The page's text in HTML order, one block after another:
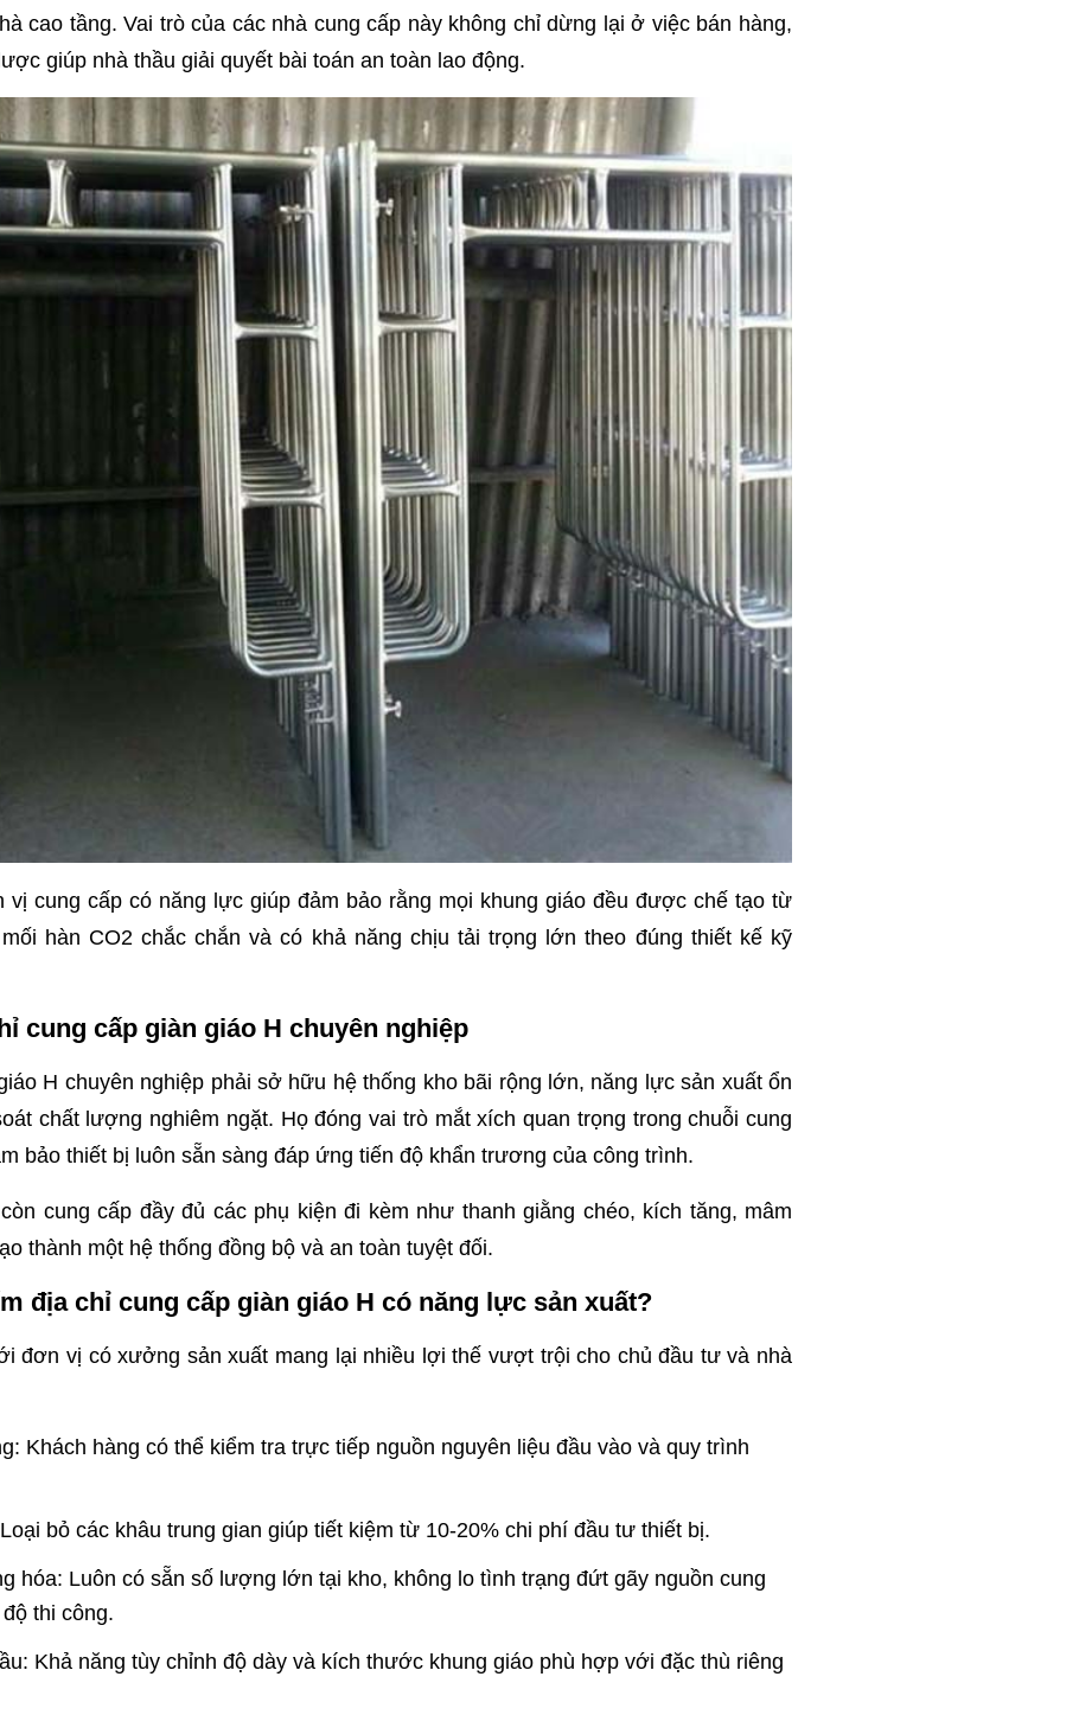
cao tầng. Vai trò của các nhà cung cấp này không chỉ dừng lại ở việc bán hàng,
giúp nhà thầu giải quyết bài toán an toàn lao động.
vị cung cấp có năng lực giúp đảm bảo rằng mọi khung giáo đều được chế tạo từ
hàn CO2 chắc chắn và có khả năng chịu tải trọng lớn theo đúng thiết kế kỹ
cung cấp giàn giáo H chuyên nghiệp
H chuyên nghiệp phải sở hữu hệ thống kho bãi rộng lớn, năng lực sản xuất ổn
chất lượng nghiêm ngặt. Họ đóng vai trò mắt xích quan trọng trong chuỗi cung
bảo thiết bị luôn sẵn sàng đáp ứng tiến độ khẩn trương của công trình.
cung cấp đầy đủ các phụ kiện đi kèm như thanh giằng chéo, kích tăng, mâm
thành một hệ thống đồng bộ và an toàn tuyệt đối.
địa chỉ cung cấp giàn giáo H có năng lực sản xuất?
đơn vị có xưởng sản xuất mang lại nhiều lợi thế vượt trội cho chủ đầu tư và nhà
Khách hàng có thể kiểm tra trực tiếp nguồn nguyên liệu đầu vào và quy trình
bỏ các khâu trung gian giúp tiết kiệm từ 10-20% chi phí đầu tư thiết bị.
hóa: Luôn có sẵn số lượng lớn tại kho, không lo tình trạng đứt gãy nguồn cung
thi công.
Khả năng tùy chỉnh độ dày và kích thước khung giáo phù hợp với đặc thù riêng